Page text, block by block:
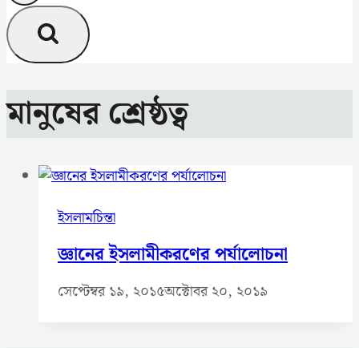
মানুষের শ্রেষ্ঠত্ব
ইসলামচিন্তা
জ্ঞানের ইসলামীকরণের পর্যালোচনা
সেপ্টেম্বর ১৯, ২০১৫অক্টোবর ২০, ২০১৯